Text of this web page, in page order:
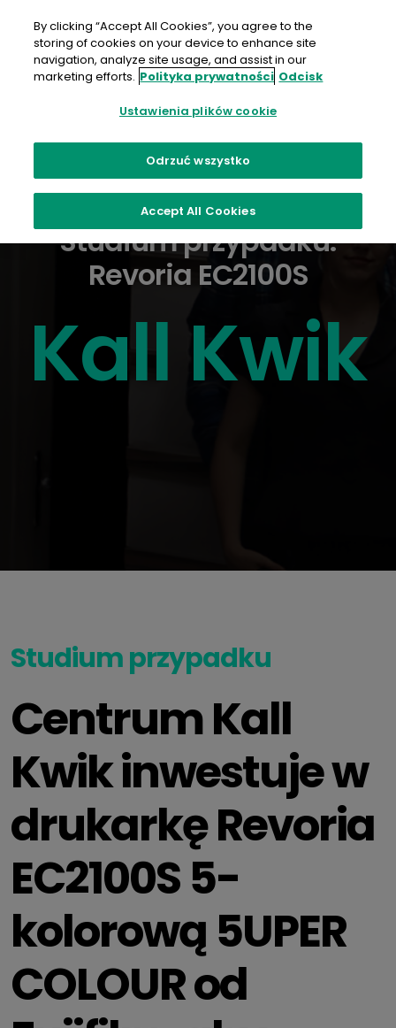
treści
Studium przypadku:
Revoria EC2100S
Kall Kwik
Studium przypadku
Centrum Kall
Kwik inwestuje w
drukarkę Revoria
EC2100S 5-
kolorową 5UPER
COLOUR od
By clicking “Accept All Cookies”, you agree to the
storing of cookies on your device to enhance site
navigation, analyze site usage, and assist in our
marketing efforts. Polityka prywatności Odcisk
Ustawienia plików cookie
Odrzuć wszystko
Accept All Cookies